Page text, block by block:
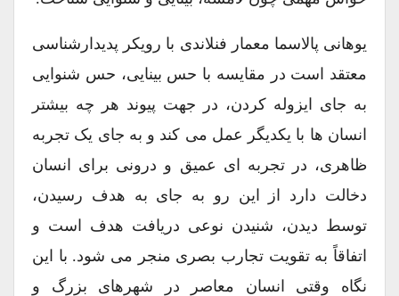
یوهانی پالاسما معمار فنلاندی با رویکر پدیدارشناسی
معتقد است در مقایسه با حس بینایی، حس شنوایی
به جای ایزوله کردن، در جهت پیوند هر چه بیشتر
انسان ها با یکدیگر عمل می کند و به جای یک تجربه
ظاهری، در تجربه ای عمیق و درونی برای انسان
دخالت دارد از این رو به جای به هدف رسیدن،
توسط دیدن، شنیدن نوعی دریافت هدف است و
اتفاقاً به تقویت تجارب بصری منجر می شود. با این
نگاه وقتی انسان معاصر در شهرهای بزرگ و